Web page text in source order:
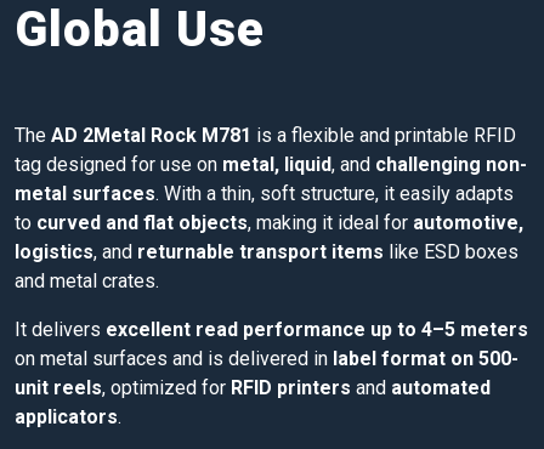
Global Use
The AD 2Metal Rock M781 is a flexible and printable RFID
tag designed for use on metal, liquid, and challenging non-
metal surfaces. With a thin, soft structure, it easily adapts
to curved and flat objects, making it ideal for automotive,
logistics, and returnable transport items like ESD boxes
and metal crates.
It delivers excellent read performance up to 4–5 meters
on metal surfaces and is delivered in label format on 500-
unit reels, optimized for RFID printers and automated
applicators.